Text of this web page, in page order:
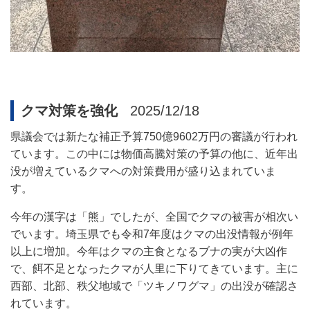
クマ対策を強化2025/12/18
県議会では新たな補正予算750億9602万円の審議が行われ
ています。この中には物価高騰対策の予算の他に、近年出
没が増えているクマへの対策費用が盛り込まれていま
す。
今年の漢字は「熊」でしたが、全国でクマの被害が相次い
でいます。埼玉県でも令和7年度はクマの出没情報が例年
以上に増加。今年はクマの主食となるブナの実が大凶作
で、餌不足となったクマが人里に下りてきています。主に
西部、北部、秩父地域で「ツキノワグマ」の出没が確認さ
れています。